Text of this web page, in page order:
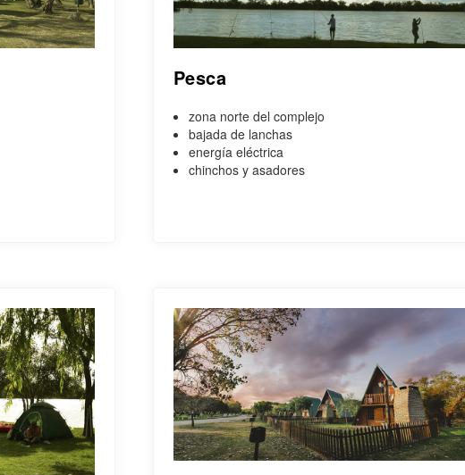
Pesca
zona norte del complejo
bajada de lanchas
energía eléctrica
chinchos y asadores